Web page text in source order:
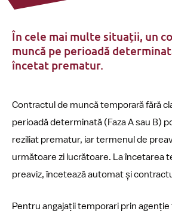
În cele mai multe situații, un
muncă pe perioadă
încetat prematur.
Contractul de muncă temporară fără
perioadă determinată (Faza A sau B)
reziliat prematur, iar termenul de
următoare zi lucrătoare. La încetarea
preaviz, încetează automat și
Pentru angajații temporari prin